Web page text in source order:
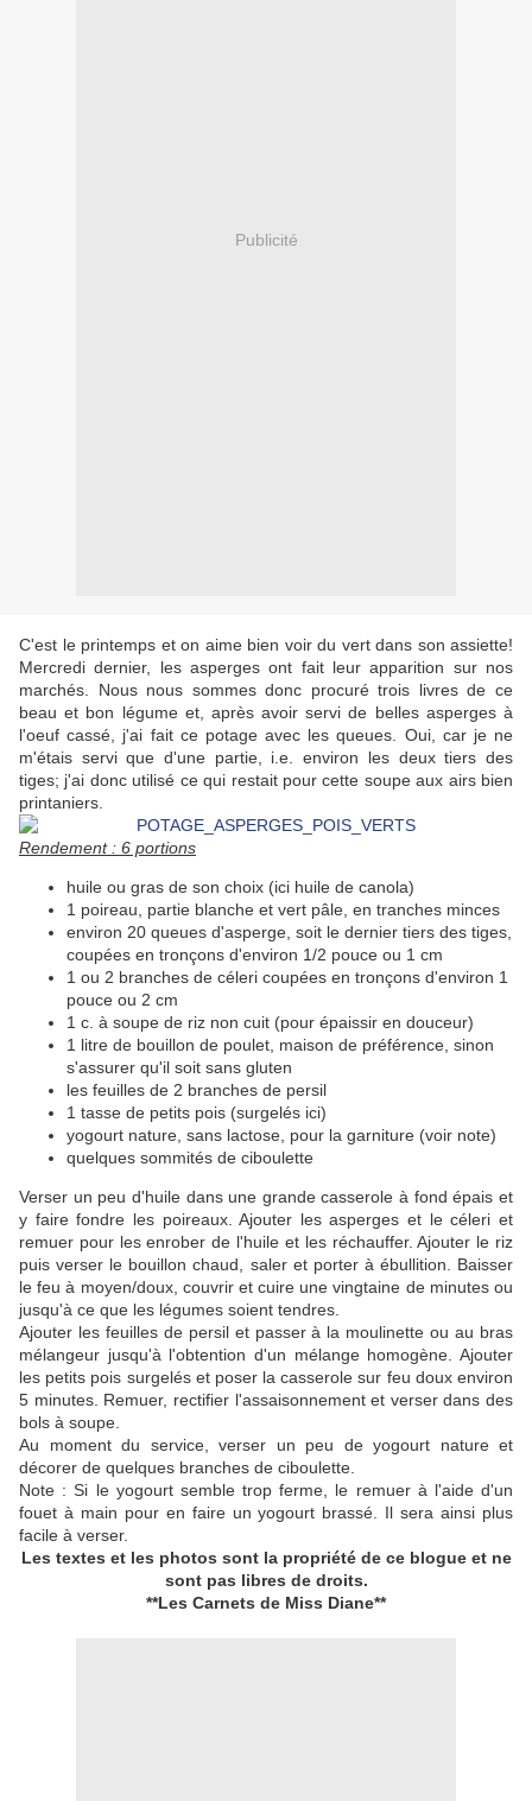
Publicité
C'est le printemps et on aime bien voir du vert dans son assiette!
Mercredi dernier, les asperges ont fait leur apparition sur nos
marchés. Nous nous sommes donc procuré trois livres de ce
beau et bon légume et, après avoir servi de belles asperges à
l'oeuf cassé, j'ai fait ce potage avec les queues. Oui, car je ne
m'étais servi que d'une partie, i.e. environ les deux tiers des
tiges; j'ai donc utilisé ce qui restait pour cette soupe aux airs bien
printaniers.
Rendement : 6 portions
huile ou gras de son choix (ici huile de canola)
1 poireau, partie blanche et vert pâle, en tranches minces
environ 20 queues d'asperge, soit le dernier tiers des tiges,
coupées en tronçons d'environ 1/2 pouce ou 1 cm
1 ou 2 branches de céleri coupées en tronçons d'environ 1
pouce ou 2 cm
1 c. à soupe de riz non cuit (pour épaissir en douceur)
1 litre de bouillon de poulet, maison de préférence, sinon
s'assurer qu'il soit sans gluten
les feuilles de 2 branches de persil
1 tasse de petits pois (surgelés ici)
yogourt nature, sans lactose, pour la garniture (voir note)
quelques sommités de ciboulette
Verser un peu d'huile dans une grande casserole à fond épais et
y faire fondre les poireaux. Ajouter les asperges et le céleri et
remuer pour les enrober de l'huile et les réchauffer. Ajouter le riz
puis verser le bouillon chaud, saler et porter à ébullition. Baisser
le feu à moyen/doux, couvrir et cuire une vingtaine de minutes ou
jusqu'à ce que les légumes soient tendres.
Ajouter les feuilles de persil et passer à la moulinette ou au bras
mélangeur jusqu'à l'obtention d'un mélange homogène. Ajouter
les petits pois surgelés et poser la casserole sur feu doux environ
5 minutes. Remuer, rectifier l'assaisonnement et verser dans des
bols à soupe.
Au moment du service, verser un peu de yogourt nature et
décorer de quelques branches de ciboulette.
Note : Si le yogourt semble trop ferme, le remuer à l'aide d'un
fouet à main pour en faire un yogourt brassé. Il sera ainsi plus
facile à verser.
Les textes et les photos sont la propriété de ce blogueet ne
sont pas libres de droits.
**Les Carnets de Miss Diane**